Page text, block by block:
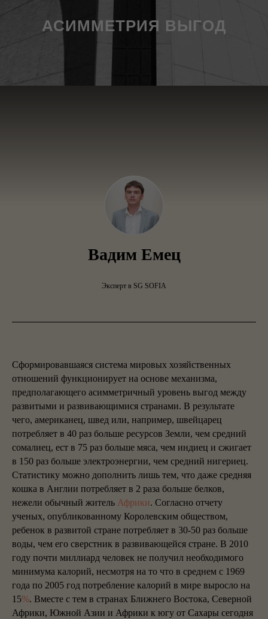
АСИММЕТРИЯ ВЫГОД
Вадим Емец
Эксперт в SG SOFIA
Сформировавшаяся система мировых хозяйственных
отношений функционирует на основе механизма,
предполагающего асимметричный уровень выгод между
развитыми и развивающимися странами. В результате
чего, американец, швед или, например, швейцарец
потребляет в 40 раз больше ресурсов Земли, чем средний
сомалиец, ест в 75 раз больше мяса, чем индиец и сжигает
в 150 раз больше электроэнергии, чем средний нигериец.
Статистику можно дополнить лишь тем, что даже средняя
кошка в Англии потребляет в 2 раза больше белков,
нежели обычный житель Африки. Согласно отчету
ученых, опубликованному Королевским обществом,
ребенок в развитой стране потребляет в 30-50 раз больше
воды, чем его сверстник в развивающейся стране. В 2010
году почти миллиард человек не получил необходимого
минимума калорий, несмотря на то что в среднем с 1969
года по 2005 год потребление калорий в мире выросло на
15%. Вместе с тем в странах Ближнего Востока, Северной
Африки, Южной Азии и Африки к югу от Сахары сегодня